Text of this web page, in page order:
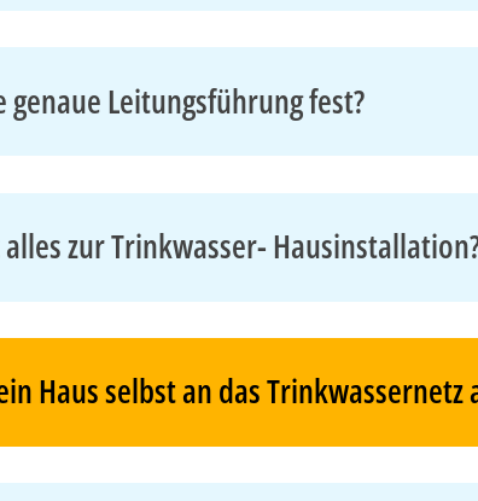
genaue Leitungsführung fest?
zur Trinkwasser-
Haus selbst an das Trinkwassernetz